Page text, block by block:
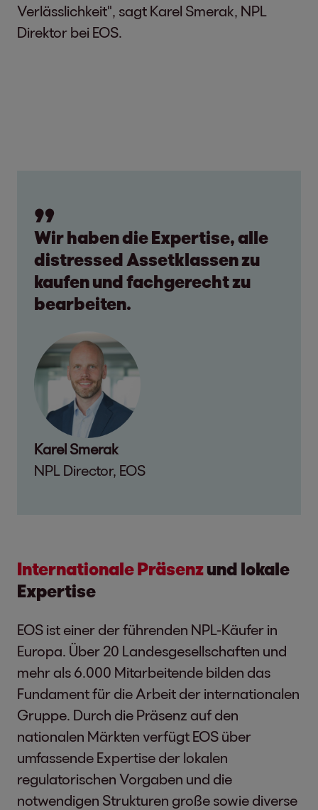
Verlässlichkeit", sagt Karel Smerak, NPL
Direktor bei EOS.
Wir haben die Expertise, alle
distressed Assetklassen zu
kaufen und fachgerecht zu
bearbeiten.
Karel Smerak
NPL Director, EOS
Internationale Präsenzund lokale
Expertise
EOS ist einer der führenden NPL-Käufer in
Europa. Über 20 Landesgesellschaften und
mehr als 6.000 Mitarbeitende bilden das
Fundament für die Arbeit der internationalen
Gruppe. Durch die Präsenz auf den
nationalen Märkten verfügt EOS über
umfassende Expertise der lokalen
regulatorischen Vorgaben und die
notwendigen Strukturen große sowie diverse